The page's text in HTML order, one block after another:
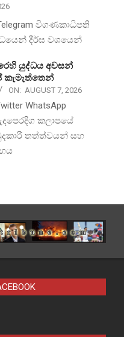
Telegram විගණකාධිපති
දීර්ඝ වශයෙන්
යුද්ධය අවසන්
කැමැත්තෙන්
ON: AUGUST 7, 2026
WhatsApp
කලාපයේ
තත්ත්වයන් සහ